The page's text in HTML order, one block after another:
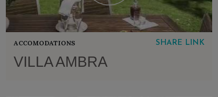
ACCOMODATIONS SHARE LINK
VILLA AMBRA